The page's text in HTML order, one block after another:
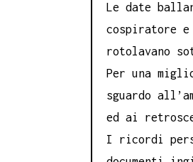
Le date
cospiratore
rotolavano
Per una
sguardo
ed ai
I ricordi